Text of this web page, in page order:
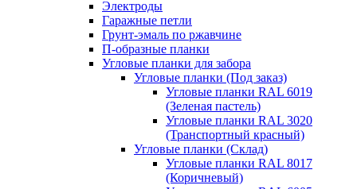
Электроды
Гаражные петли
Грунт-эмаль по ржавчине
П-образные планки
Угловые планки для забора
Угловые планки (Под заказ)
Угловые планки RAL 6019
(Зеленая пастель)
Угловые планки RAL 3020
(Транспортный красный)
Угловые планки (Склад)
Угловые планки RAL 8017
(Коричневый)